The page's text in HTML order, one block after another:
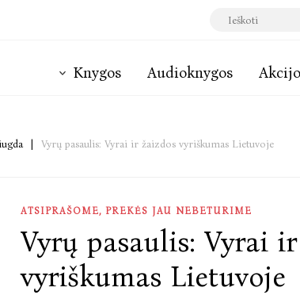
Knygos Audioknygos
Vyrų pasaulis: Vyrai ir žaizdos vyriškumas Lietuvoje
ATSIPRAŠOME, PREKĖS JAU NEBETURIME
Vyrų pasaulis: Vyrai
vyriškumas Lietuvoje